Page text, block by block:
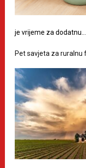
je vrijeme za dodatnu…
Pet savjeta za ruralnu